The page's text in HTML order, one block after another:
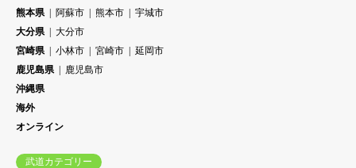
熊本県
阿蘇市 熊本市
宇城市
大分県
大分市
宮崎県
小林市 宮崎市
延岡市
鹿児島県
鹿児島市
沖縄県
海外
オンライン
武道カテゴリー